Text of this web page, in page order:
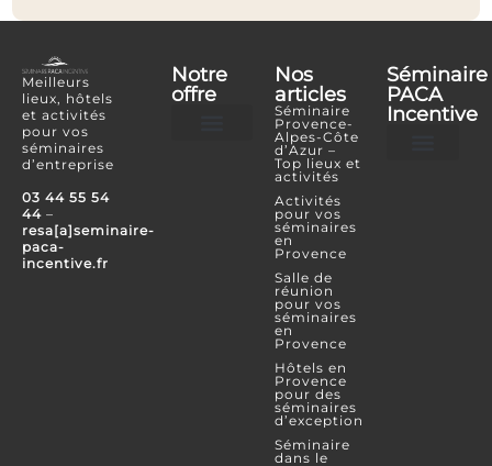
Meilleurs
lieux, hôtels
et activités
pour vos
séminaires
d’entreprise
03 44 55 54
44 –
resa[a]seminaire-
paca-
incentive.fr
Notre
offre
Nos
articles
Séminaire
Provence-
Alpes-Côte
d’Azur –
Top lieux et
activités
Activités
pour vos
séminaires
en
Provence
Salle de
réunion
pour vos
séminaires
en
Provence
Hôtels en
Provence
pour des
séminaires
d’exception
Séminaire
dans le
Séminaire
PACA
Incentive